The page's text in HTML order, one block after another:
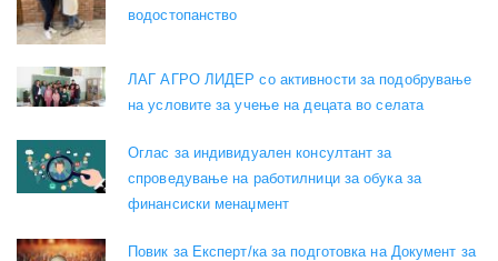
водостопанство
ЛАГ АГРО ЛИДЕР со активности за подобрување
на условите за учење на децата во селата
Оглас за индивидуален консултант за
спроведување на работилници за обука за
финансиски менаџмент
Повик за Експерт/ка за подготовка на Документ за